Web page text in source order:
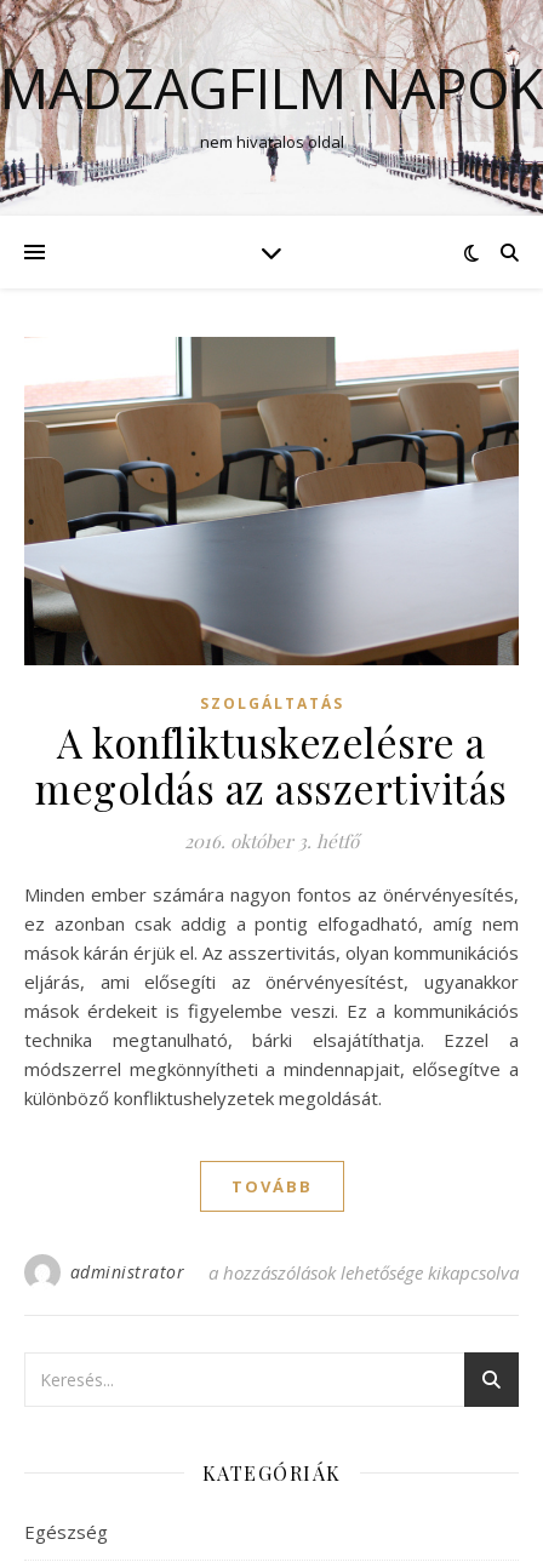
MADZAGFILM NAPOK
nem hivatalos oldal
SZOLGÁLTATÁS
A konfliktuskezelésre a
megoldás az asszertivitás
2016. október 3. hétfő
Minden ember számára nagyon fontos az önérvényesítés,
ez azonban csak addig a pontig elfogadható, amíg nem
mások kárán érjük el. Az asszertivitás, olyan kommunikációs
eljárás, ami elősegíti az önérvényesítést, ugyanakkor
mások érdekeit is figyelembe veszi. Ez a kommunikációs
technika megtanulható, bárki elsajátíthatja. Ezzel a
módszerrel megkönnyítheti a mindennapjait, elősegítve a
különböző konfliktushelyzetek megoldását.
TOVÁBB
administrator A konfliktuskezelésre a megoldás az
a hozzászólások lehetősége kikapcsolva
KATEGÓRIÁK
Egészség